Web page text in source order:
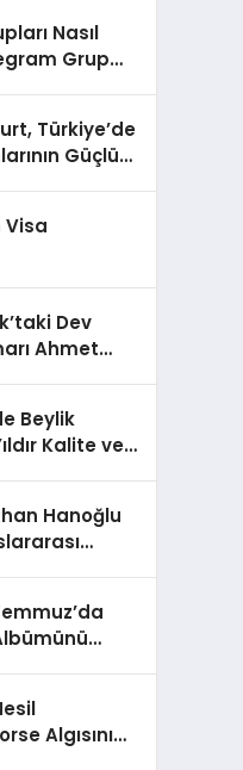
Nasıl
Grup
Türkiye’de
Güçlü
Visa
Dev
Ahmet
City”
Geçirecek
Beylik
Kalite ve
Hanoğlu
Algısını